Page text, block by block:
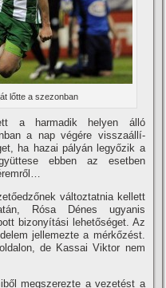
lőtte a szezonban
a harmadik helyen álló
a nap végére visszaállí­
ha hazai pályán legyőzik a
ebben az esetben
változtatnia kellett
Rósa Dénes ugyanis
bizonyí­tási lehetőséget. Az
jellemezte a mérkőzést.
de Kassai Viktor nem
megszerezte a vezetést a